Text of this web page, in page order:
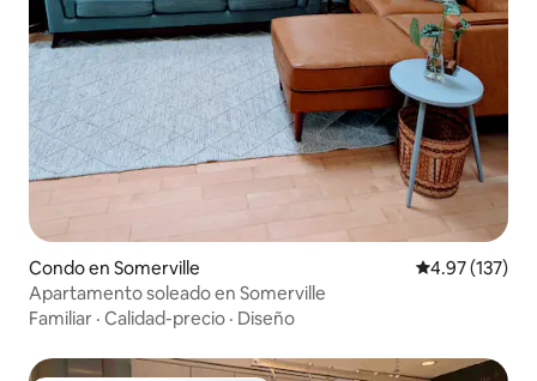
Condo en Somerville Calificación
4.97 (137)
Apartamento soleado en Somerville
Familiar · Calidad-precio · Diseño